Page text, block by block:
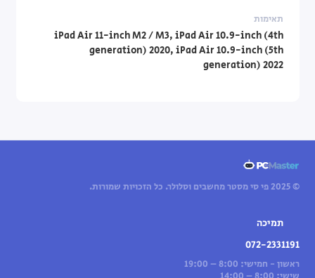
תאימות
iPad Air 11-inch M2 / M3, iPad Air 10.9-inch (4th
generation) 2020, iPad Air 10.9-inch (5th
generation) 2022
© 2025 פי סי מסטר מחשבים וסלולר. כל הזכויות שמורות.
תמיכה
072-2331191
ראשון - חמישי: 8:00 – 19:00